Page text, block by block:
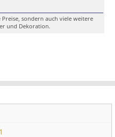
sondern auch viele weitere
und Dekoration.